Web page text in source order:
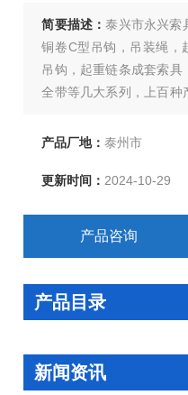
简要描述：泰兴市永兴索
铜卷C型吊钩，吊装绳，
吊钩，起重链条成套索具
全带等几大系列，上百种
产品厂地：泰州市
更新时间：2024-10-29
产品咨询
产品目录
新闻资讯